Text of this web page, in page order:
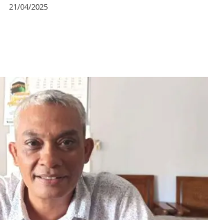
21/04/2025